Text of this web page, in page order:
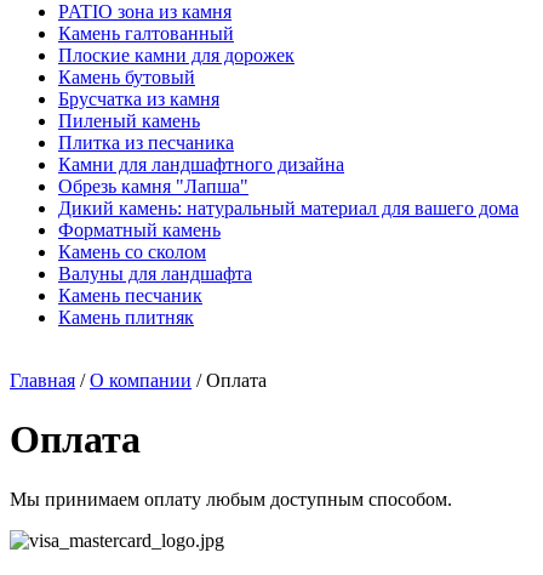
PATIO зона из камня
Камень галтованный
Плоские камни для дорожек
Камень бутовый
Брусчатка из камня
Пиленый камень
Плитка из песчаника
Камни для ландшафтного дизайна
Обрезь камня "Лапша"
Дикий камень: натуральный материал для вашего дома
Форматный камень
Камень со сколом
Валуны для ландшафта
Камень песчаник
Камень плитняк
Главная /О компании /Оплата
Оплата
Мы принимаем оплату любым доступным способом.